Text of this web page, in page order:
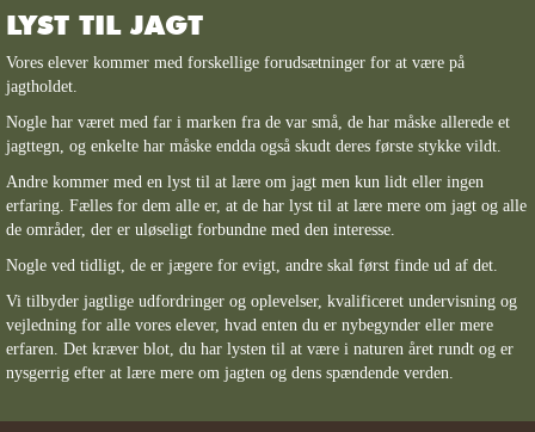
LYST TIL JAGT
Vores elever kommer med forskellige forudsætninger for at være på
jagtholdet.
Nogle har været med far i marken fra de var små, de har måske allerede et
jagttegn, og enkelte har måske endda også skudt deres første stykke vildt.
Andre kommer med en lyst til at lære om jagt men kun lidt eller ingen
erfaring. Fælles for dem alle er, at de har lyst til at lære mere om jagt og alle
de områder, der er uløseligt forbundne med den interesse.
Nogle ved tidligt, de er jægere for evigt, andre skal først finde ud af det.
Vi tilbyder jagtlige udfordringer og oplevelser, kvalificeret undervisning og
vejledning for alle vores elever, hvad enten du er nybegynder eller mere
erfaren. Det kræver blot, du har lysten til at være i naturen året rundt og er
nysgerrig efter at lære mere om jagten og dens spændende verden.